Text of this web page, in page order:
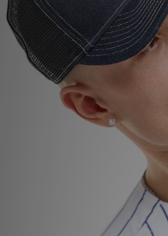
Voetbal
Sports